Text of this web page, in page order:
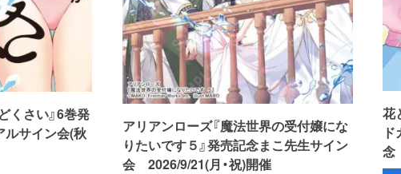
くさい』6巻発
ルサイン会(秋
アリアンローズ『魔法世界の受付嬢にな
りたいです５』発売記念まこ先生サイン
会 2026/9/21(月・祝)開催
花
念